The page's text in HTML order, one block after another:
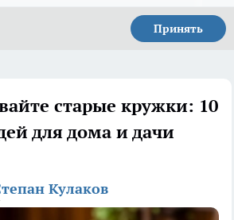
Принять
старые кружки: 10
для дома и дачи
Кулаков